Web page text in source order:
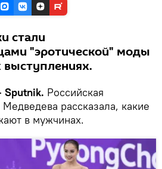
стали
"эротической" моды
выступлениях.
Российская
рассказала, какие
в мужчинах.